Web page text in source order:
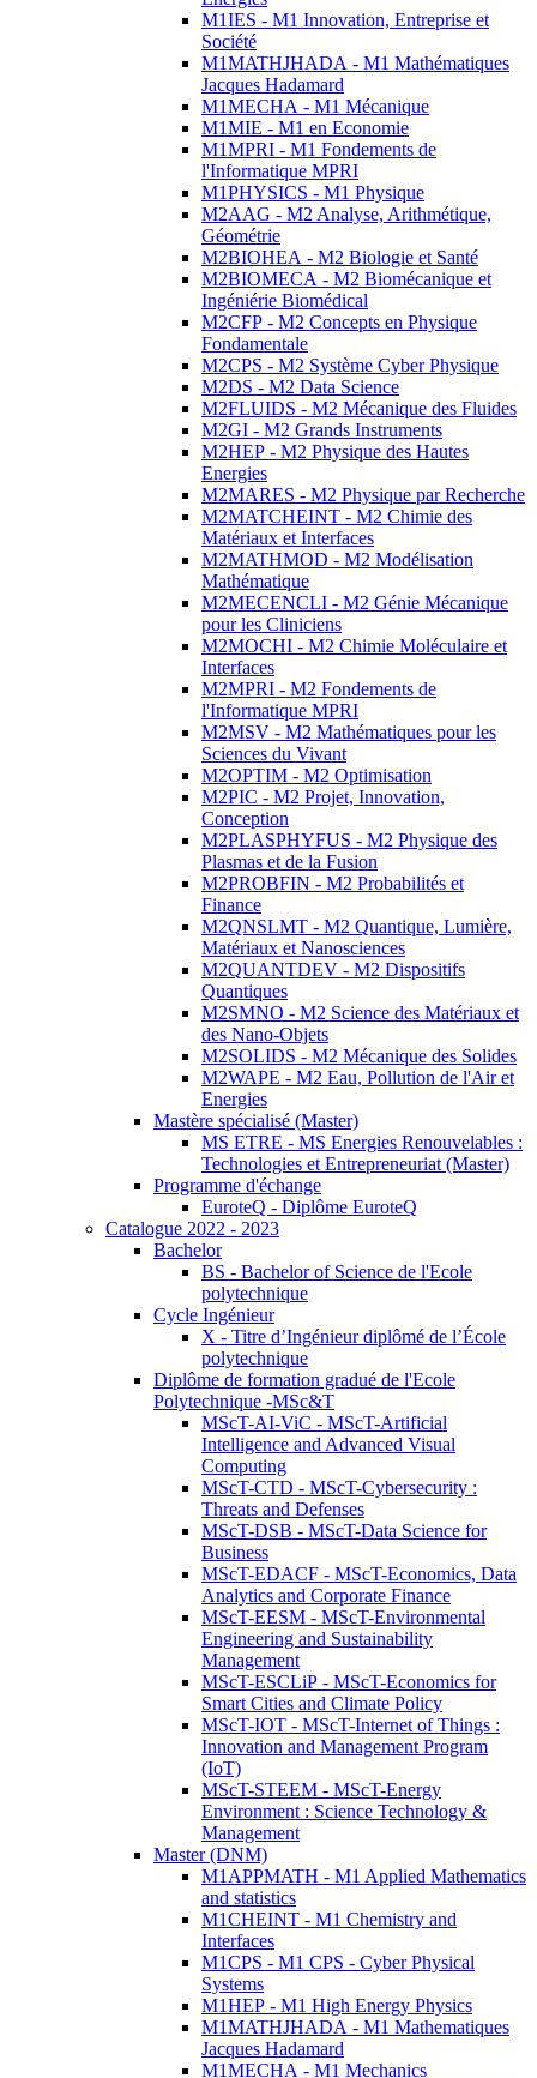
M1IES - M1 Innovation, Entreprise et
Société
M1MATHJHADA - M1 Mathématiques
Jacques Hadamard
M1MECHA - M1 Mécanique
M1MIE - M1 en Economie
M1MPRI - M1 Fondements de
l'Informatique MPRI
M1PHYSICS - M1 Physique
M2AAG - M2 Analyse, Arithmétique,
Géométrie
M2BIOHEA - M2 Biologie et Santé
M2BIOMECA - M2 Biomécanique et
Ingéniérie Biomédical
M2CFP - M2 Concepts en Physique
Fondamentale
M2CPS - M2 Système Cyber Physique
M2DS - M2 Data Science
M2FLUIDS - M2 Mécanique des Fluides
M2GI - M2 Grands Instruments
M2HEP - M2 Physique des Hautes
Energies
M2MARES - M2 Physique par Recherche
M2MATCHEINT - M2 Chimie des
Matériaux et Interfaces
M2MATHMOD - M2 Modélisation
Mathématique
M2MECENCLI - M2 Génie Mécanique
pour les Cliniciens
M2MOCHI - M2 Chimie Moléculaire et
Interfaces
M2MPRI - M2 Fondements de
l'Informatique MPRI
M2MSV - M2 Mathématiques pour les
Sciences du Vivant
M2OPTIM - M2 Optimisation
M2PIC - M2 Projet, Innovation,
Conception
M2PLASPHYFUS - M2 Physique des
Plasmas et de la Fusion
M2PROBFIN - M2 Probabilités et
Finance
M2QNSLMT - M2 Quantique, Lumière,
Matériaux et Nanosciences
M2QUANTDEV - M2 Dispositifs
Quantiques
M2SMNO - M2 Science des Matériaux et
des Nano-Objets
M2SOLIDS - M2 Mécanique des Solides
M2WAPE - M2 Eau, Pollution de l'Air et
Energies
Mastère spécialisé (Master)
MS ETRE - MS Energies Renouvelables :
Technologies et Entrepreneuriat (Master)
Programme d'échange
EuroteQ - Diplôme EuroteQ
Catalogue 2022 - 2023
Bachelor
BS - Bachelor of Science de l'Ecole
polytechnique
Cycle Ingénieur
X - Titre d’Ingénieur diplômé de l’École
polytechnique
Diplôme de formation gradué de l'Ecole
Polytechnique -MSc&T
MScT-AI-ViC - MScT-Artificial
Intelligence and Advanced Visual
Computing
MScT-CTD - MScT-Cybersecurity :
Threats and Defenses
MScT-DSB - MScT-Data Science for
Business
MScT-EDACF - MScT-Economics, Data
Analytics and Corporate Finance
MScT-EESM - MScT-Environmental
Engineering and Sustainability
Management
MScT-ESCLiP - MScT-Economics for
Smart Cities and Climate Policy
MScT-IOT - MScT-Internet of Things :
Innovation and Management Program
(IoT)
MScT-STEEM - MScT-Energy
Environment : Science Technology &
Management
Master (DNM)
M1APPMATH - M1 Applied Mathematics
and statistics
M1CHEINT - M1 Chemistry and
Interfaces
M1CPS - M1 CPS - Cyber Physical
Systems
M1HEP - M1 High Energy Physics
M1MATHJHADA - M1 Mathematiques
Jacques Hadamard
M1MECHA - M1 Mechanics